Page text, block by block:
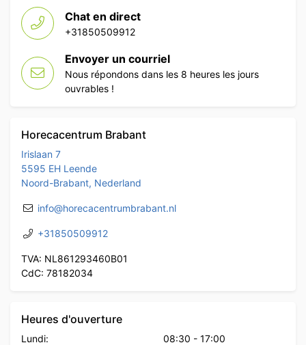
Chat en direct
+31850509912
Envoyer un courriel
Nous répondons dans les 8 heures les jours
ouvrables !
Horecacentrum Brabant
Irislaan 7
5595 EH Leende
Noord-Brabant, Nederland
info@horecacentrumbrabant.nl
+31850509912
TVA: NL861293460B01
CdC: 78182034
Heures d'ouverture
Lundi: 08:30 - 17:00